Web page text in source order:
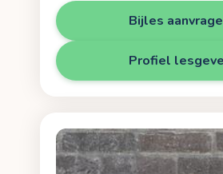
Bijles
Profiel